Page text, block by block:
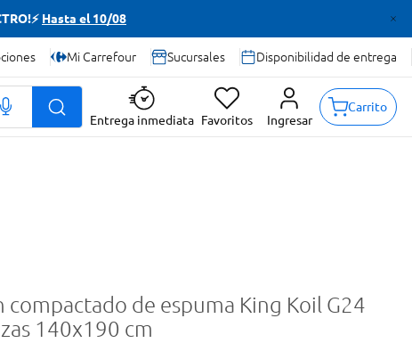
Hasta el 10/08
Mi Carrefour Sucursales Disponibilidad de entrega
Entrega inmediata Favoritos Ingresar
Carrito
compactado de espuma King Koil G24
140x190 cm